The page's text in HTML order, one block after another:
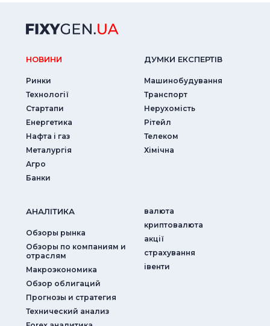
НОВИНИ
Ринки
Технології
Стартапи
Енергетика
Нафта і газ
Металургія
Агро
Банки
ДУМКИ ЕКСПЕРТIВ
Машинобудування
Транспорт
Нерухомість
Рітейл
Телеком
Хімічна
АНАЛIТИКА
Обзоры рынка
Обзоры по компаниям и
отраслям
Макроэкономика
Обзор облигаций
Прогнозы и стратегия
Технический анализ
валюта
криптовалюта
акції
страхування
iвенти